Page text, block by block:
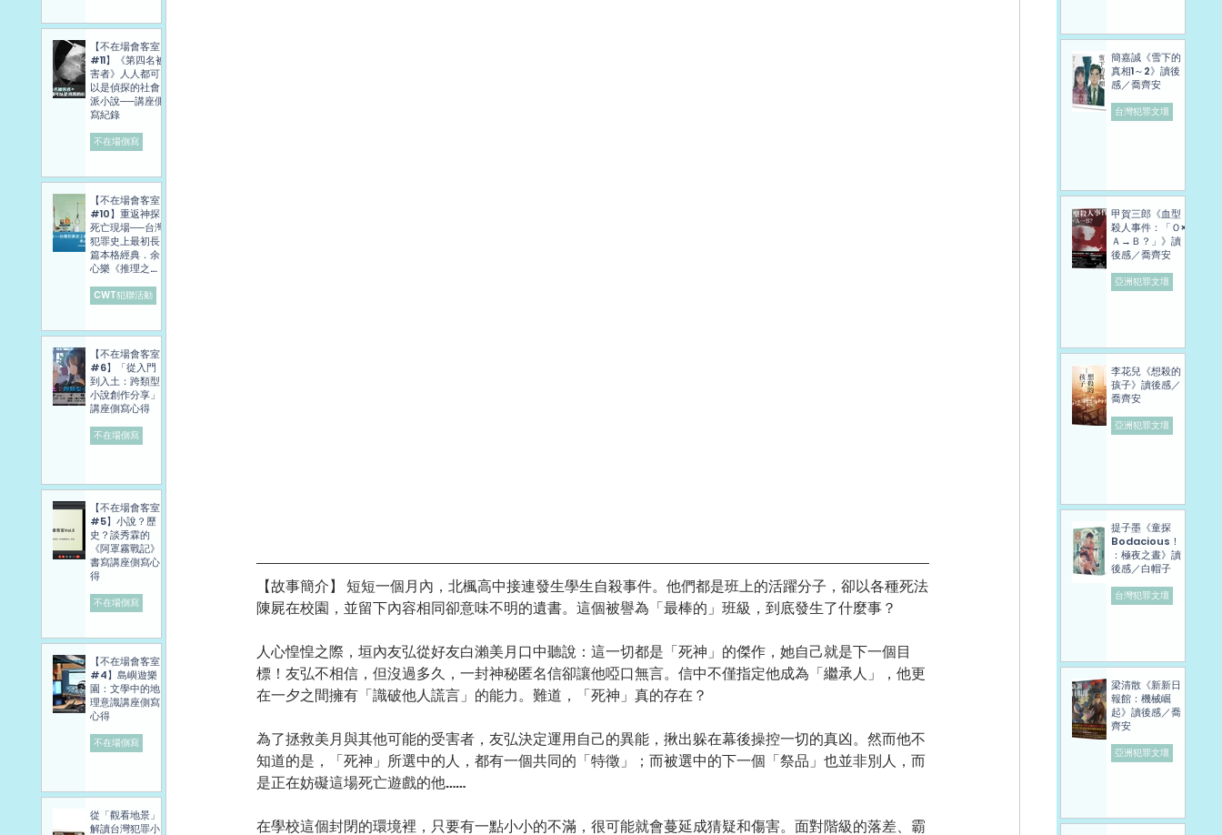
【故事簡介】 短短一個月內，北楓高中接連發生學生自殺事件。他們都是班上的活躍分子，卻以各種死法
陳屍在校園，並留下內容相同卻意味不明的遺書。這個被譽為「最棒的」班級，到底發生了什麼事？
人心惶惶之際，垣內友弘從好友白瀨美月口中聽說：這一切都是「死神」的傑作，她自己就是下一個目
標！友弘不相信，但沒過多久，一封神秘匿名信卻讓他啞口無言。信中不僅指定他成為「繼承人」，他更
在一夕之間擁有「識破他人謊言」的能力。難道，「死神」真的存在？
為了拯救美月與其他可能的受害者，友弘決定運用自己的異能，揪出躲在幕後操控一切的真凶。然而他不
知道的是，「死神」所選中的人，都有一個共同的「特徵」；而被選中的下一個「祭品」也並非別人，而
是正在妨礙這場死亡遊戲的他……
在學校這個封閉的環境裡，只要有一點小小的不滿，很可能就會蔓延成猜疑和傷害。面對階級的落差、霸
【不在場會客室
#11】《第四名被
害者》人人都可
以是偵探的社會
派小說──講座側
寫紀錄
不在場側寫
【不在場會客室
#10】重返神探
死亡現場──台灣
犯罪史上最初長
篇本格經典．余
心樂《推理之
導
CWT犯聯活動
【不在場會客室
#6】「從入門
到入土：跨類型
小說創作分享」
講座側寫心得
不在場側寫
【不在場會客室
#5】小說？歷
史？談秀霖的
《阿罩霧戰記》
書寫講座側寫心
得
不在場側寫
【不在場會客室
#4】島嶼遊樂
園：文學中的地
理意識講座側寫
心得
不在場側寫
從「觀看地景」
解讀台灣犯罪小
簡嘉誠《雪下的
真相1～2》讀後
感／喬齊安
台灣犯罪文壇
甲賀三郎《血型
殺人事件：「Ｏ×
Ａ→Ｂ？」》讀
後感／喬齊安
亞洲犯罪文壇
李花兒《想殺的
孩子》讀後感／
喬齊安
亞洲犯罪文壇
提子墨《童探
Bodacious！
：極夜之晝》讀
後感／白帽子
台灣犯罪文壇
梁清散《新新日
報館：機械崛
起》讀後感／喬
齊安
亞洲犯罪文壇